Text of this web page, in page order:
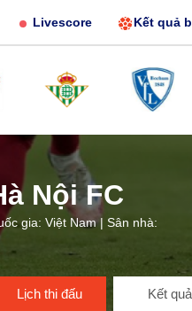
Livescore Kết quả
Nội FC
gia: Việt Nam | Sân nhà:
Lịch thi đấu Kết quả